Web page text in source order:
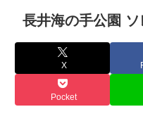
長井海の手公園
X
Pocket